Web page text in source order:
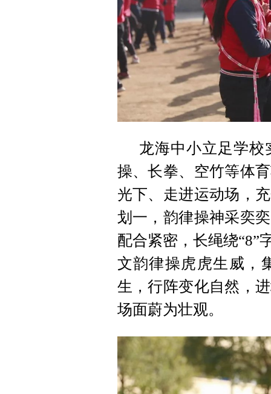
龙海中小立足学
操、长拳、空竹等体
光下、走进运动场，
划一，韵律操神采奕
配合紧密，长绳绕“8”
文韵律操虎虎生威，
生，行阵变化自然，
场面蔚为壮观。